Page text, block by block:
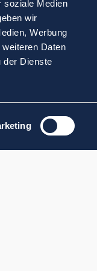
soziale Medien
wir
Werbung
Daten
der Dienste